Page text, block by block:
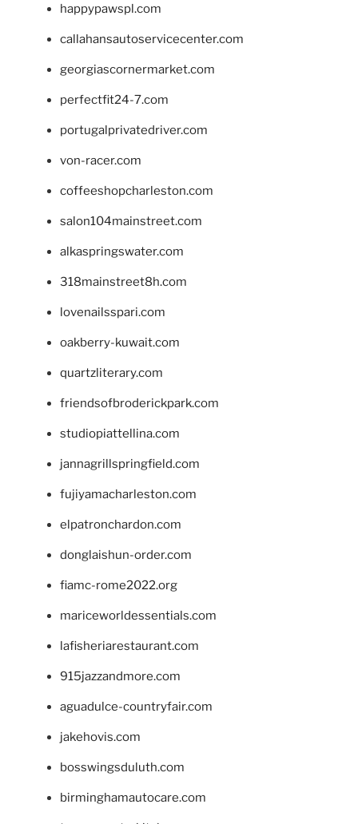
happypawspl.com
callahansautoservicecenter.com
georgiascornermarket.com
perfectfit24-7.com
portugalprivatedriver.com
von-racer.com
coffeeshopcharleston.com
salon104mainstreet.com
alkaspringswater.com
318mainstreet8h.com
lovenailsspari.com
oakberry-kuwait.com
quartzliterary.com
friendsofbroderickpark.com
studiopiattellina.com
jannagrillspringfield.com
fujiyamacharleston.com
elpatronchardon.com
donglaishun-order.com
fiamc-rome2022.org
mariceworldessentials.com
lafisheriarestaurant.com
915jazzandmore.com
aguadulce-countryfair.com
jakehovis.com
bosswingsduluth.com
birminghamautocare.com